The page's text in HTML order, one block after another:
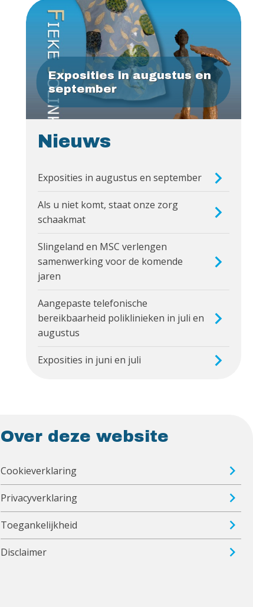
Exposities in augustus en
september
Nieuws
Exposities in augustus en september
Als u niet komt, staat onze zorg
schaakmat
Slingeland en MSC verlengen
samenwerking voor de komende
jaren
Aangepaste telefonische
bereikbaarheid poliklinieken in juli en
augustus
Exposities in juni en juli
Over deze website
Cookieverklaring
Privacyverklaring
Toegankelijkheid
Disclaimer